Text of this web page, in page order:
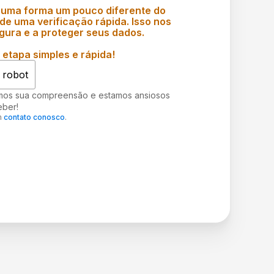
forma um pouco diferente do
uma verificação rápida. Isso nos
e a proteger seus dados.
simples e rápida!
robot
sua compreensão e estamos ansiosos
contato conosco.